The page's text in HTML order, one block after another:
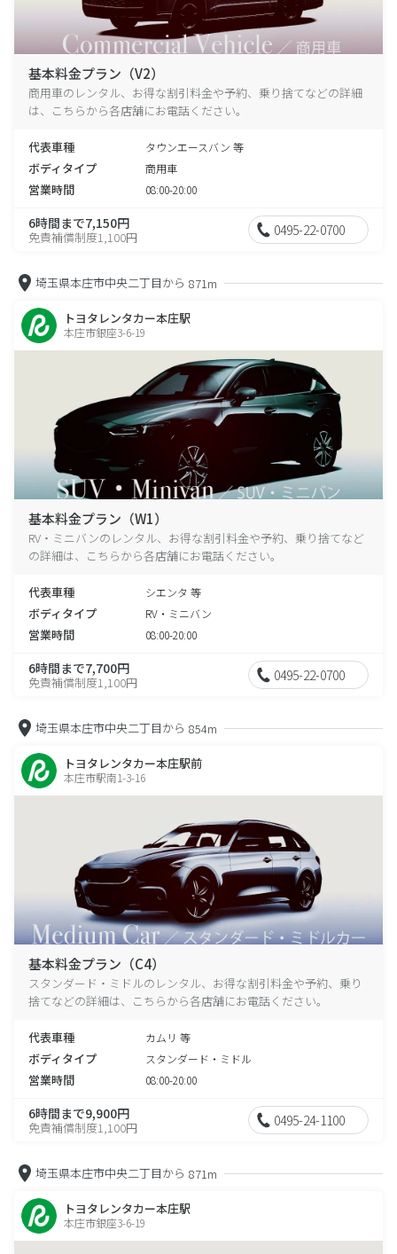
基本料金プラン（V2）
商用車のレンタル、お得な割引料金や予約、乗り捨てなどの詳細
は、こちらから各店舗にお電話ください。
代表車種 タウンエースバン 等
ボディタイプ 商用車
営業時間 08:00-20:00
6時間まで7,150円
免責補償制度1,100円 0495-22-0700
埼玉県本庄市中央二丁目から 871m
トヨタレンタカー本庄駅
本庄市銀座3-6-19
基本料金プラン（W1）
RV・ミニバンのレンタル、お得な割引料金や予約、乗り捨てなど
の詳細は、こちらから各店舗にお電話ください。
代表車種 シエンタ 等
ボディタイプ RV・ミニバン
営業時間 08:00-20:00
6時間まで7,700円
免責補償制度1,100円 0495-22-0700
埼玉県本庄市中央二丁目から 854m
トヨタレンタカー本庄駅前
本庄市駅南1-3-16
基本料金プラン（C4）
スタンダード・ミドルのレンタル、お得な割引料金や予約、乗り
捨てなどの詳細は、こちらから各店舗にお電話ください。
代表車種 カムリ 等
ボディタイプ スタンダード・ミドル
営業時間 08:00-20:00
6時間まで9,900円
免責補償制度1,100円 0495-24-1100
埼玉県本庄市中央二丁目から 871m
トヨタレンタカー本庄駅
本庄市銀座3-6-19